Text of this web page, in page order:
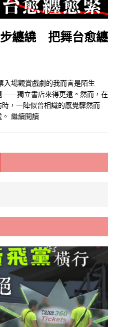
纏繞 把舞台愈纏
入場觀賞戲劇的我而言是陌生
——獨立書店來得更遠。然而，在
，一陣似曾相識的感覺驟然而
繼續閱讀